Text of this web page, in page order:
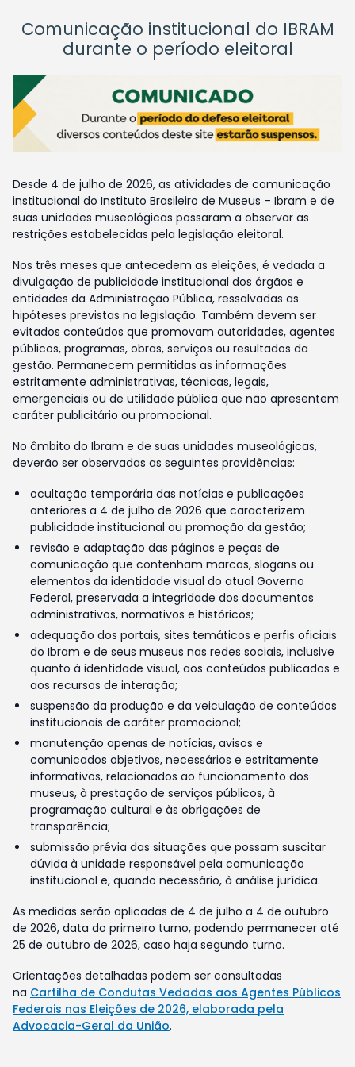
Comunicação institucional do IBRAM
durante o período eleitoral
Desde 4 de julho de 2026, as atividades de comunicação
institucional do Instituto Brasileiro de Museus – Ibram e de
suas unidades museológicas passaram a observar as
restrições estabelecidas pela legislação eleitoral.
Nos três meses que antecedem as eleições, é vedada a
divulgação de publicidade institucional dos órgãos e
entidades da Administração Pública, ressalvadas as
hipóteses previstas na legislação. Também devem ser
evitados conteúdos que promovam autoridades, agentes
públicos, programas, obras, serviços ou resultados da
gestão. Permanecem permitidas as informações
estritamente administrativas, técnicas, legais,
emergenciais ou de utilidade pública que não apresentem
caráter publicitário ou promocional.
No âmbito do Ibram e de suas unidades museológicas,
deverão ser observadas as seguintes providências:
ocultação temporária das notícias e publicações
anteriores a 4 de julho de 2026 que caracterizem
publicidade institucional ou promoção da gestão;
revisão e adaptação das páginas e peças de
comunicação que contenham marcas, slogans ou
elementos da identidade visual do atual Governo
Federal, preservada a integridade dos documentos
administrativos, normativos e históricos;
adequação dos portais, sites temáticos e perfis oficiais
do Ibram e de seus museus nas redes sociais, inclusive
quanto à identidade visual, aos conteúdos publicados e
aos recursos de interação;
suspensão da produção e da veiculação de conteúdos
institucionais de caráter promocional;
manutenção apenas de notícias, avisos e
comunicados objetivos, necessários e estritamente
informativos, relacionados ao funcionamento dos
museus, à prestação de serviços públicos, à
programação cultural e às obrigações de
transparência;
submissão prévia das situações que possam suscitar
dúvida à unidade responsável pela comunicação
institucional e, quando necessário, à análise jurídica.
As medidas serão aplicadas de 4 de julho a 4 de outubro
de 2026, data do primeiro turno, podendo permanecer até
25 de outubro de 2026, caso haja segundo turno.
Orientações detalhadas podem ser consultadas
na Cartilha de Condutas Vedadas aos Agentes Públicos
Federais nas Eleições de 2026, elaborada pela
Advocacia-Geral da União.